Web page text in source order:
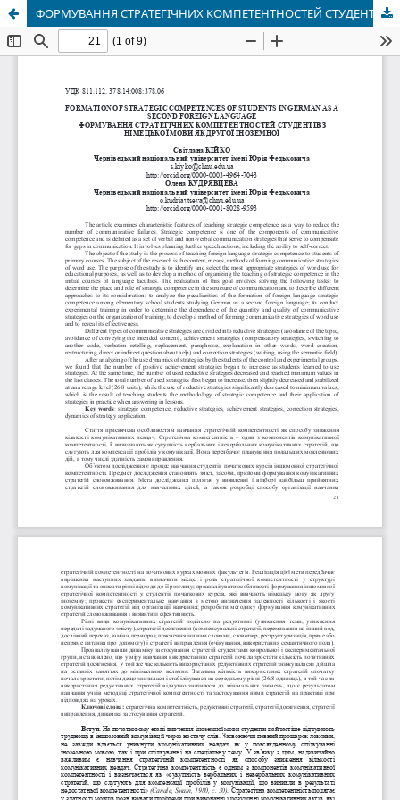
ФОРМУВАННЯ СТРАТЕГІЧНИХ КОМПЕТЕНТНОСТЕЙ СТУДЕНТІВ З НІМЕЦЬКОЇ МОВИ ЯК ДРУГОЇ ІНОЗЕМНОЇ